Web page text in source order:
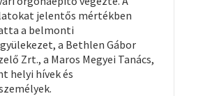
jelentős mértékben
a belmonti
a Bethlen Gábor
Zrt., a Maros Megyei Tanács,
helyi hívek és